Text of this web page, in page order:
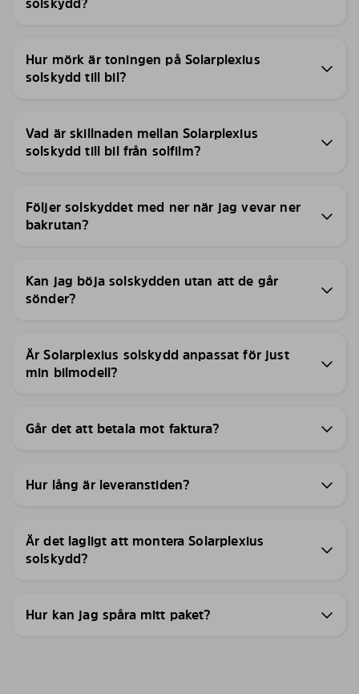
Hur mörk är toningen på Solarplexius
solskydd till bil?
Vad är skillnaden mellan Solarplexius
solskydd till bil från solfilm?
Följer solskyddet med ner när jag vevar ner
bakrutan?
Kan jag böja solskydden utan att de går
sönder?
Är Solarplexius solskydd anpassat för just
min bilmodell?
Går det att betala mot faktura?
Hur lång är leveranstiden?
Är det lagligt att montera Solarplexius
solskydd?
Hur kan jag spåra mitt paket?